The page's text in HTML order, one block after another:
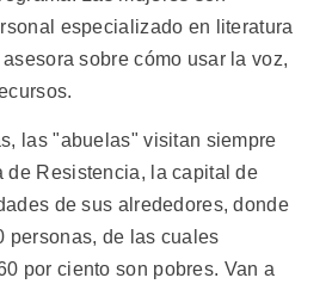
especializado en literatura
sobre cómo usar la voz,
las "abuelas" visitan siempre
de Resistencia, la capital de
de sus alrededores, donde
personas, de las cuales
por ciento son pobres. Van a